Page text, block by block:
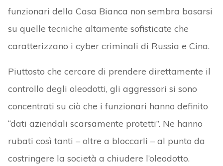
funzionari della Casa Bianca non sembra basarsi
su quelle tecniche altamente sofisticate che
caratterizzano i cyber criminali di Russia e Cina.
Piuttosto che cercare di prendere direttamente il
controllo degli oleodotti, gli aggressori si sono
concentrati su ciò che i funzionari hanno definito
“dati aziendali scarsamente protetti”. Ne hanno
rubati così tanti – oltre a bloccarli – al punto da
costringere la società a chiudere l’oleodotto.